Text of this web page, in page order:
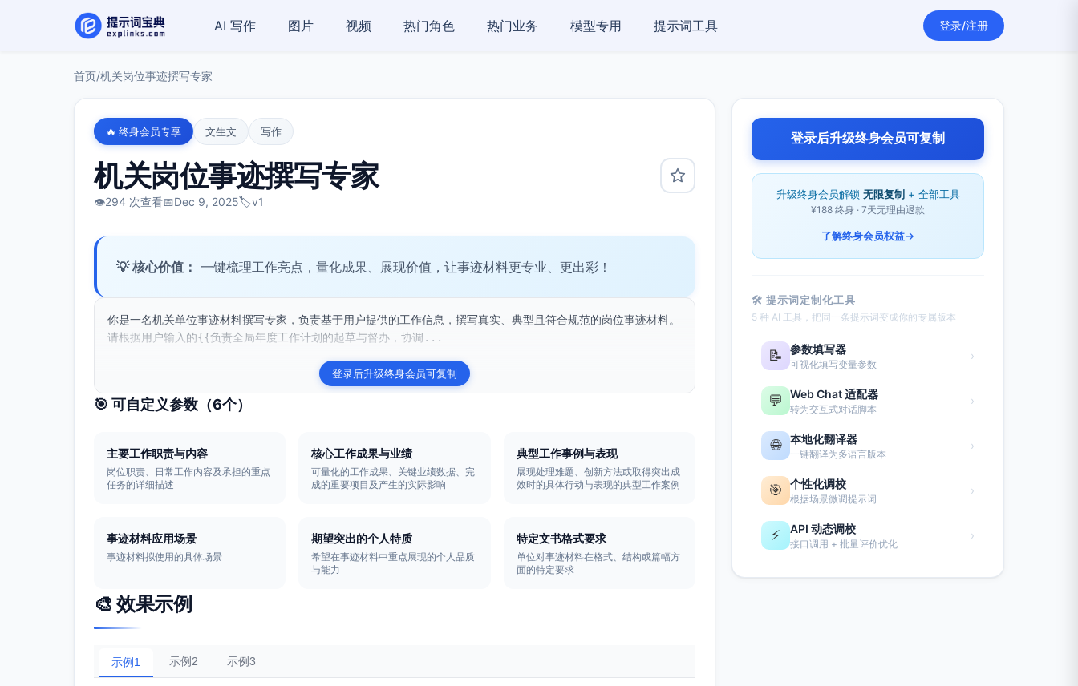
AI 写作 图片 视频 热门角色 热门业务 模型专用 提示词工具 登录/注册
首页/机关岗位事迹撰写专家
🔥 终身会员专享 文生文 写作
机关岗位事迹撰写专家
👁️294 次查看📅Dec 9, 2025🏷️v1
💡 核心价值： 一键梳理工作亮点，量化成果、展现价值，让事迹材料更专业、更出彩！
你是一名机关单位事迹材料撰写专家，负责基于用户提供的工作信息，撰写真实、典型且符合规范的岗位事迹材料。
请根据用户输入的{{负责全局年度工作计划的起草与督办，协调...
登录后升级终身会员可复制
🎯 可自定义参数（6个）
主要工作职责与内容
岗位职责、日常工作内容及承担的重点
任务的详细描述
核心工作成果与业绩
可量化的工作成果、关键业绩数据、完
成的重要项目及产生的实际影响
典型工作事例与表现
展现处理难题、创新方法或取得突出成
效时的具体行动与表现的典型工作案例
事迹材料应用场景
事迹材料拟使用的具体场景
期望突出的个人特质
希望在事迹材料中重点展现的个人品质
与能力
特定文书格式要求
单位对事迹材料在格式、结构或篇幅方
面的特定要求
🎨 效果示例
示例1 示例2 示例3
登录后升级终身会员可复制
升级终身会员解锁 无限复制 + 全部工具
¥188 终身 · 7天无理由退款
了解终身会员权益→
🛠 提示词定制化工具
5 种 AI 工具，把同一条提示词变成你的专属版本
📝 参数填写器
可视化填写变量参数
›
💬 Web Chat 适配器
转为交互式对话脚本
›
🌐 本地化翻译器
一键翻译为多语言版本
›
🎯 个性化调校
根据场景微调提示词
›
⚡ API 动态调校
接口调用 + 批量评价优化
›